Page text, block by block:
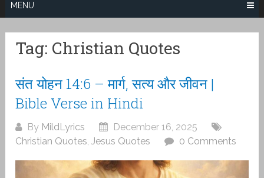
MENU
Tag: Christian Quotes
संत योहन 14:6 – मार्ग, सत्य और जीवन |
Bible Verse in Hindi
By MildLyrics
December 16, 2025
Christian Quotes,Jesus Quotes 0 Comments